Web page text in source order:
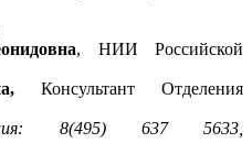
, НИИ Российской
Консультант Отделения
8(495) 637 5633,